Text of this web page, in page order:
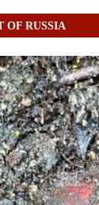
OF RUSSIA